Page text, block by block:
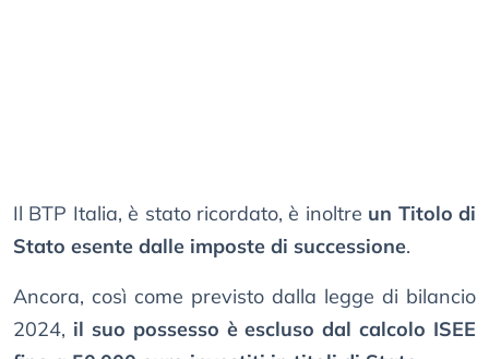
Il BTP Italia, è stato ricordato, è inoltre un Titolo di
Stato esente dalle imposte di successione.
Ancora, così come previsto dalla legge di bilancio
2024, il suo possesso è escluso dal calcolo ISEE